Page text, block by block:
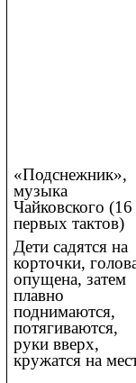
«Подснежник»,
музыка
Чайковского (16
первых тактов)
Дети садятся на
корточки,
опущена, затем
плавно
поднимаются,
потягиваются,
руки вверх,
кружатся на